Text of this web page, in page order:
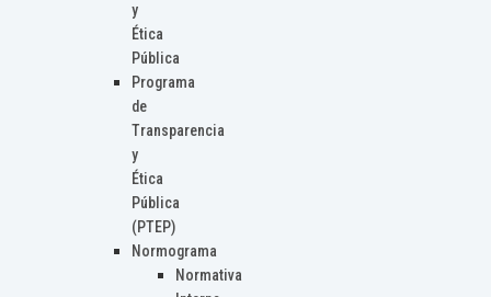
y
Ética
Pública
Programa
de
Transparencia
y
Ética
Pública
(PTEP)
Normograma
Normativa